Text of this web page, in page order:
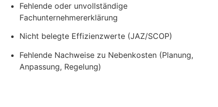
Fehlende oder unvollständige
Fachunternehmererklärung
Nicht belegte Effizienzwerte (JAZ/SCOP)
Fehlende Nachweise zu Nebenkosten (Planung,
Anpassung, Regelung)